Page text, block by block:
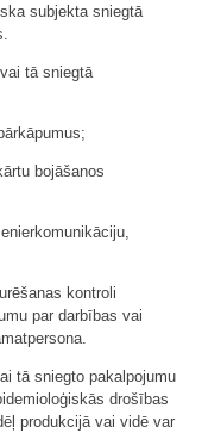
subjekta sniegtā
tā sniegtā
bojāšanos
kontroli
par darbības vai
tā sniegto pakalpojumu
drošības
produkcijā vai vidē var